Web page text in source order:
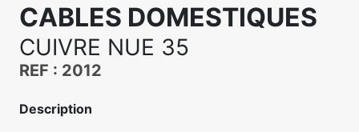
CABLES DOMESTIQUES
CUIVRE NUE 35
REF : 2012
Description